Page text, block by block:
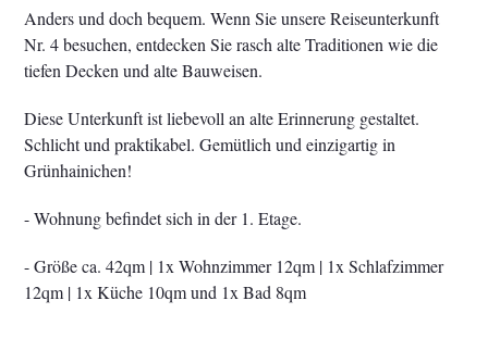
Anders und doch bequem. Wenn Sie unsere Reiseunterkunft
Nr. 4 besuchen, entdecken Sie rasch alte Traditionen wie die
tiefen Decken und alte Bauweisen.
Diese Unterkunft ist liebevoll an alte Erinnerung gestaltet.
Schlicht und praktikabel. Gemütlich und einzigartig in
Grünhainichen!
- Wohnung befindet sich in der 1. Etage.
- Größe ca. 42qm | 1x Wohnzimmer 12qm | 1x Schlafzimmer
12qm | 1x Küche 10qm und 1x Bad 8qm